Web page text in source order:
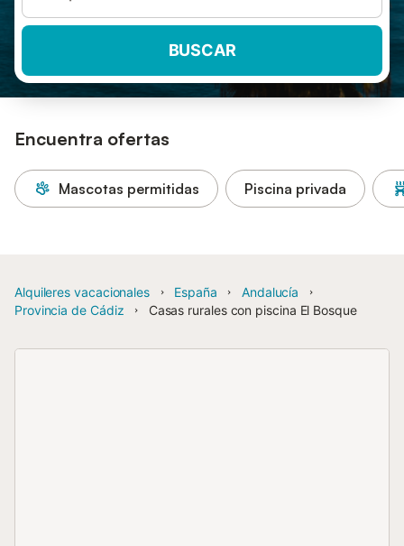
BUSCAR
Encuentra ofertas
Mascotas permitidas Piscina privada
Alquileres vacacionales España
Andalucía
Provincia de Cádiz
Casas rurales con piscina El Bosque